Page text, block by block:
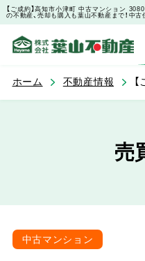
【ご成約】高知市小津町 中古マンション
の不動産、売却も購入も葉山不動産まで！中
ホーム 不動産情報
売
中古マンション